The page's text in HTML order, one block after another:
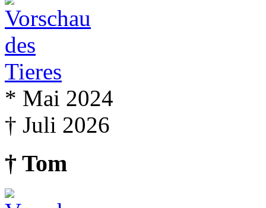
* Mai 2024
† Juli 2026
† Tom